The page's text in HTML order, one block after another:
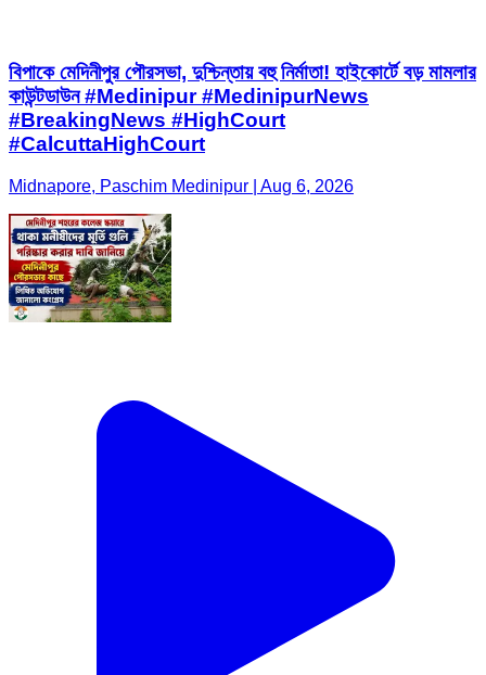
বিপাকে মেদিনীপুর পৌরসভা, দুশ্চিন্তায় বহু নির্মাতা! হাইকোর্টে বড় মামলার
কাউন্টডাউন #Medinipur #MedinipurNews
#BreakingNews #HighCourt
#CalcuttaHighCourt
Midnapore, Paschim Medinipur | Aug 6, 2026